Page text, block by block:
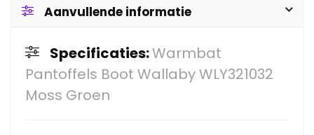
Aanvullende informatie
Specificaties:Warmbat
Pantoffels Boot Wallaby WLY321032
Moss Groen